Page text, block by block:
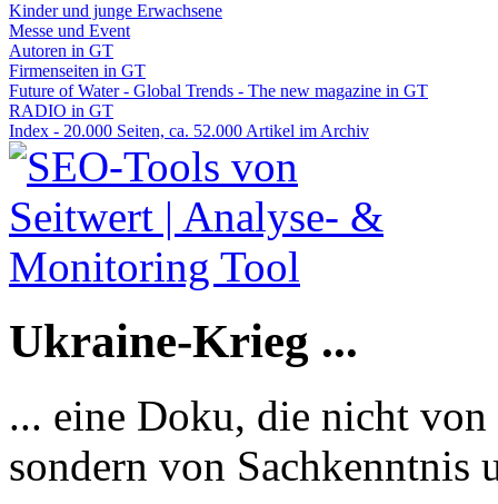
Kinder und junge Erwachsene
Messe und Event
Autoren in GT
Firmenseiten in GT
Future of Water - Global Trends - The new magazine in GT
RADIO in GT
Index - 20.000 Seiten, ca. 52.000 Artikel im Archiv
Ukraine-Krieg ...
... eine Doku, die nicht
sondern von Sachkenntnis